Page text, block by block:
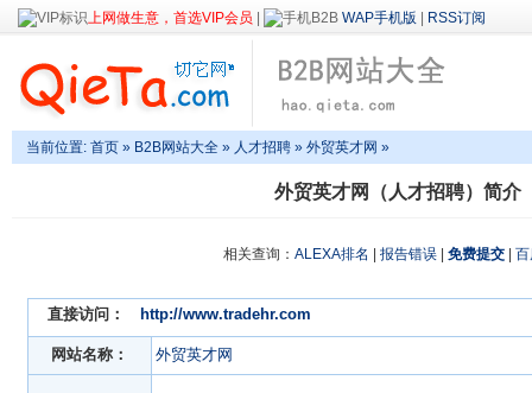
上网做生意，首选VIP会员 WAP手机版 RSS订阅
当前位置: 首页 » B2B网站大全 » 人才招聘 » 外贸英才网 »
外贸英才网（人才招聘）简介
相关查询： ALEXA排名 报告错误 免费提交
直接访问： http://www.tradehr.com
网站名称： 外贸英才网